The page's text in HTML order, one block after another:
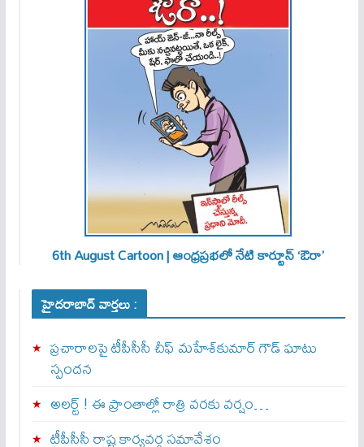
6th August Cartoon | ఆంధ్రప్రభలో నేటి కార్టూన్ ‘ఔరా’
హైదరాబాద్ వార్తలు :
ప్రచారాలపై టీపీసీసీ చీఫ్ మహేశ్‌కుమార్ గౌడ్ ఘాటు
స్పందన
అల‌ర్ట్ ! ఈ ప్రాంతాల్లో రాత్రి వరకు వర్షం…
టీపీసీసీ రాష్ట్ర కార్యవర్గ సమావేశం